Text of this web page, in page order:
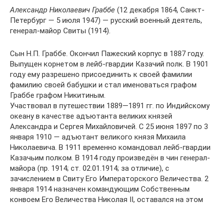
Александр Николаевич Граббе (12 декабря 1864, Санкт-
Петербург — 5 июля 1947) — русский военный деятель,
генерал-майор Свиты (1914).
Сын Н.П. Граббе. Окончил Пажеский корпус в 1887 году.
Выпущен корнетом в лейб-гвардии Казачий полк. В 1901
году ему разрешено присоединить к своей фамилии
фамилию своей бабушки и стал именоваться графом
Граббе графом Никитиным.
Участвовал в путешествии 1889—1891 гг. по Индийскому
океану в качестве адъютанта великих князей
Александра и Сергея Михайловичей. С 25 июня 1897 по 3
января 1910 — адъютант великого князя Михаила
Николаевича. В 1911 временно командовал лейб-гвардии
Казачьим полком. В 1914 году произведён в чин генерал-
майора (пр. 1914; ст. 02.01.1914; за отличие), с
зачислением в Свиту Его Императорского Величества. 2
января 1914 назначен командующим Собственным
конвоем Его Величества Николая II, оставался на этом